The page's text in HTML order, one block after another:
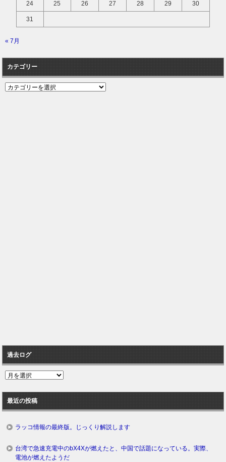
24 25 26 27 28 29 30
31
« 7月
カテゴリー
カ
過去ログ
過
ロ
グ
最近の投稿
ラッコ情報の最終版。じっくり解説します
台湾で急速充電中のbX4Xが燃えたと、中国で話題になっている。実際、
電池が燃えたようだ